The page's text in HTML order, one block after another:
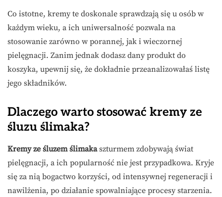
Co istotne, kremy te doskonale sprawdzają się u osób w
każdym wieku, a ich uniwersalność pozwala na
stosowanie zarówno w porannej, jak i wieczornej
pielęgnacji. Zanim jednak dodasz dany produkt do
koszyka, upewnij się, że dokładnie przeanalizowałaś listę
jego składników.
Dlaczego warto stosować kremy ze
śluzu ślimaka?
Kremy ze śluzem ślimakaszturmem zdobywają świat
pielęgnacji, a ich popularność nie jest przypadkowa. Kryje
się za nią bogactwo korzyści, od intensywnej regeneracji i
nawilżenia, po działanie spowalniające procesy starzenia.